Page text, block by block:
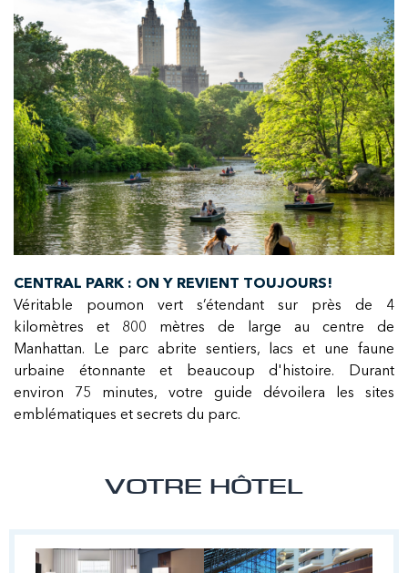
CENTRAL PARK : ON Y REVIENT TOUJOURS!
Véritable poumon vert s’étendant sur près de 4
kilomètres et 800 mètres de large au centre de
Manhattan. Le parc abrite sentiers, lacs et une faune
urbaine étonnante et beaucoup d'histoire. Durant
environ 75 minutes, votre guide dévoilera les sites
emblématiques et secrets du parc.
VOTRE HÔTEL